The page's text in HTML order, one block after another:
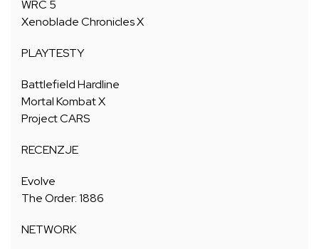
WRC 5
Xenoblade Chronicles X
PLAYTESTY
Battlefield Hardline
Mortal Kombat X
Project CARS
RECENZJE
Evolve
The Order: 1886
NETWORK